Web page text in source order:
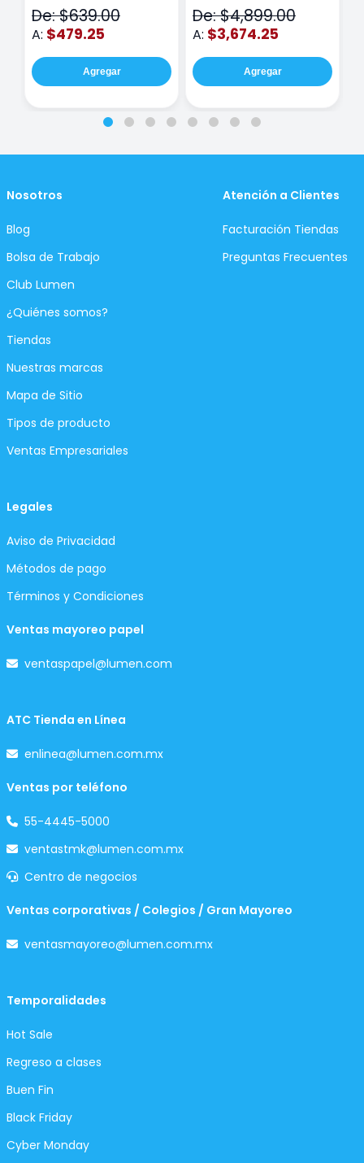
De: $639.00
A: $479.25
Agregar
De: $4,899.00
A: $3,674.25
Agregar
Nosotros
Blog
Bolsa de Trabajo
Club Lumen
¿Quiénes somos?
Tiendas
Nuestras marcas
Mapa de Sitio
Tipos de producto
Ventas Empresariales
Atención a Clientes
Facturación Tiendas
Preguntas Frecuentes
Legales
Aviso de Privacidad
Métodos de pago
Términos y Condiciones
Ventas mayoreo papel
ventaspapel@lumen.com
ATC Tienda en Línea
enlinea@lumen.com.mx
Ventas por teléfono
55-4445-5000
ventastmk@lumen.com.mx
Centro de negocios
Ventas corporativas / Colegios / Gran Mayoreo
ventasmayoreo@lumen.com.mx
Temporalidades
Hot Sale
Regreso a clases
Buen Fin
Black Friday
Cyber Monday